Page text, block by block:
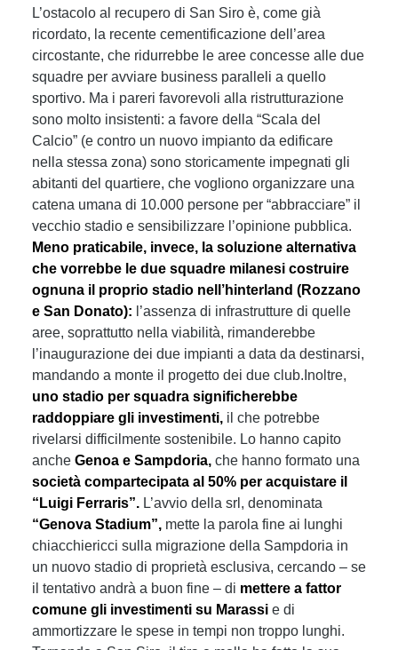
L’ostacolo al recupero di San Siro è, come già
ricordato, la recente cementificazione dell’area
circostante, che ridurrebbe le aree concesse alle due
squadre per avviare business paralleli a quello
sportivo. Ma i pareri favorevoli alla ristrutturazione
sono molto insistenti: a favore della “Scala del
Calcio” (e contro un nuovo impianto da edificare
nella stessa zona) sono storicamente impegnati gli
abitanti del quartiere, che vogliono organizzare una
catena umana di 10.000 persone per “abbracciare” il
vecchio stadio e sensibilizzare l’opinione pubblica.
Meno praticabile, invece, la soluzione alternativa
che vorrebbe le due squadre milanesi costruire
ognuna il proprio stadio nell’hinterland (Rozzano
e San Donato): l’assenza di infrastrutture di quelle
aree, soprattutto nella viabilità, rimanderebbe
l’inaugurazione dei due impianti a data da destinarsi,
mandando a monte il progetto dei due club.Inoltre,
uno stadio per squadra significherebbe
raddoppiare gli investimenti, il che potrebbe
rivelarsi difficilmente sostenibile. Lo hanno capito
anche Genoa e Sampdoria, che hanno formato una
società compartecipata al 50% per acquistare il
“Luigi Ferraris”. L’avvio della srl, denominata
“Genova Stadium”, mette la parola fine ai lunghi
chiacchiericci sulla migrazione della Sampdoria in
un nuovo stadio di proprietà esclusiva, cercando – se
il tentativo andrà a buon fine – di mettere a fattor
comune gli investimenti su Marassi e di
ammortizzare le spese in tempi non troppo lunghi.